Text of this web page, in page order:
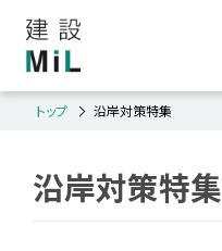
トップ 沿岸対策特集
沿岸対策特集